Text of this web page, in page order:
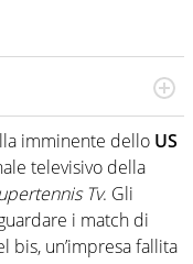
personale e
focalizzando ogni
della dirette non
imminente dello US
televisivo della
Tv. Gli
i match di
bis, un’impresa fallita